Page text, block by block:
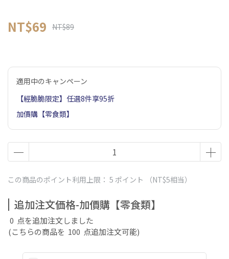
NT$69 NT$89
適用中のキャンペーン
【經脆脆限定】任選8件享95折
加價購【零食類】
この商品のポイント利用上限： 5 ポイント （NT$5相当）
追加注文価格-加價購【零食類】
0 点を追加注文しました
(こちらの商品を 100 点追加注文可能)